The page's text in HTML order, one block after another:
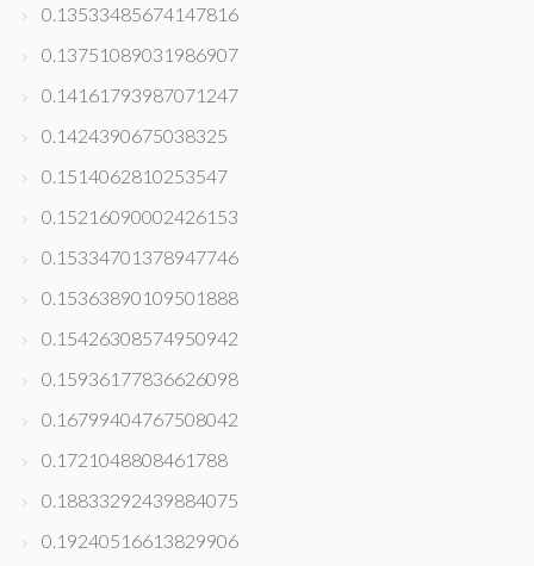
0.13533485674147816
0.13751089031986907
0.14161793987071247
0.1424390675038325
0.1514062810253547
0.15216090002426153
0.15334701378947746
0.15363890109501888
0.15426308574950942
0.15936177836626098
0.16799404767508042
0.1721048808461788
0.18833292439884075
0.19240516613829906